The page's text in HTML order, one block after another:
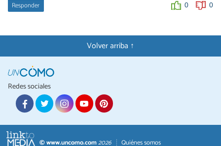
Responder 0 0
Volver arriba ↑
Redes sociales
© www.uncomo.com2026 Quiénes somos